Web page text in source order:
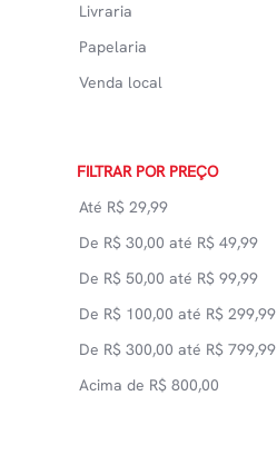
Livraria
Papelaria
Venda local
FILTRAR POR PREÇO
Até R$ 29,99
De R$ 30,00 até R$ 49,99
De R$ 50,00 até R$ 99,99
De R$ 100,00 até R$ 299,99
De R$ 300,00 até R$ 799,99
Acima de R$ 800,00